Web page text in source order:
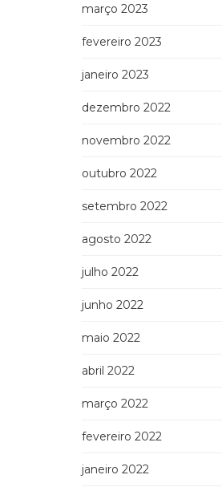
março 2023
fevereiro 2023
janeiro 2023
dezembro 2022
novembro 2022
outubro 2022
setembro 2022
agosto 2022
julho 2022
junho 2022
maio 2022
abril 2022
março 2022
fevereiro 2022
janeiro 2022